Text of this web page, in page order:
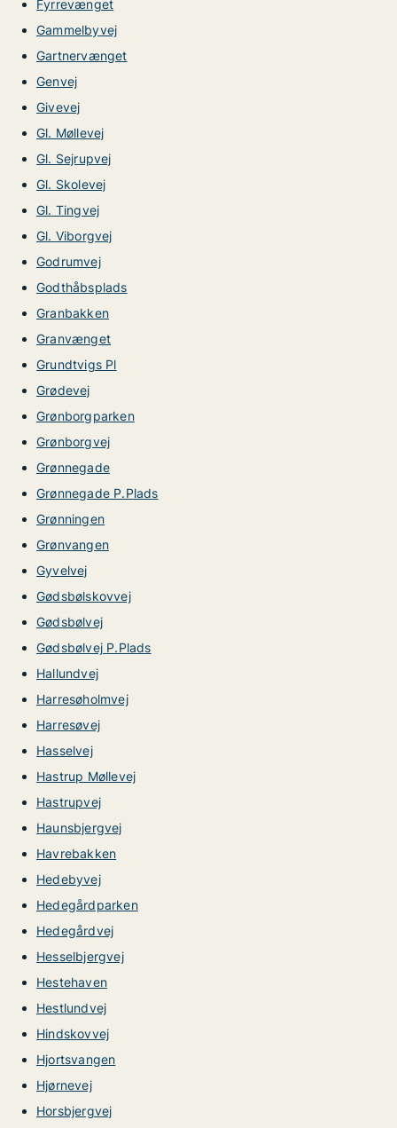
Fyrrevænget
Gammelbyvej
Gartnervænget
Genvej
Givevej
Gl. Møllevej
Gl. Sejrupvej
Gl. Skolevej
Gl. Tingvej
Gl. Viborgvej
Godrumvej
Godthåbsplads
Granbakken
Granvænget
Grundtvigs Pl
Grødevej
Grønborgparken
Grønborgvej
Grønnegade
Grønnegade P.Plads
Grønningen
Grønvangen
Gyvelvej
Gødsbølskovvej
Gødsbølvej
Gødsbølvej P.Plads
Hallundvej
Harresøholmvej
Harresøvej
Hasselvej
Hastrup Møllevej
Hastrupvej
Haunsbjergvej
Havrebakken
Hedebyvej
Hedegårdparken
Hedegårdvej
Hesselbjergvej
Hestehaven
Hestlundvej
Hindskovvej
Hjortsvangen
Hjørnevej
Horsbjergvej